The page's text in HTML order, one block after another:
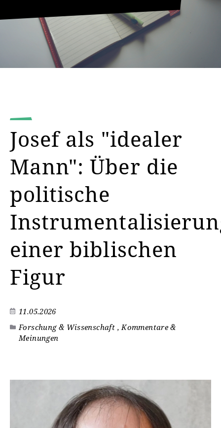
Josef als "idealer
Mann": Über die
politische
einer biblischen
Figur
11.05.2026
Forschung & Wissenschaft , Kommentare &
Meinungen